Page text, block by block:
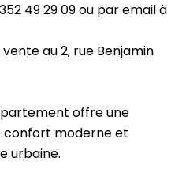
49 29 09 ou par email à
au 2, rue Benjamin
offre une
confort moderne et
urbaine.